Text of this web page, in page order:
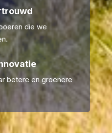
die we
betere en groenere